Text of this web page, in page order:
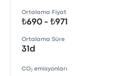
Ortalama Fiyat
₺690 - ₺971
Ortalama Süre
31d
CO₂ emisyonları